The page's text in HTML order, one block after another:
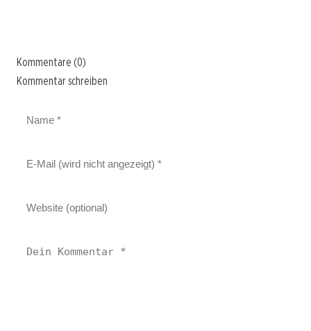
Kommentare (0)
Kommentar schreiben